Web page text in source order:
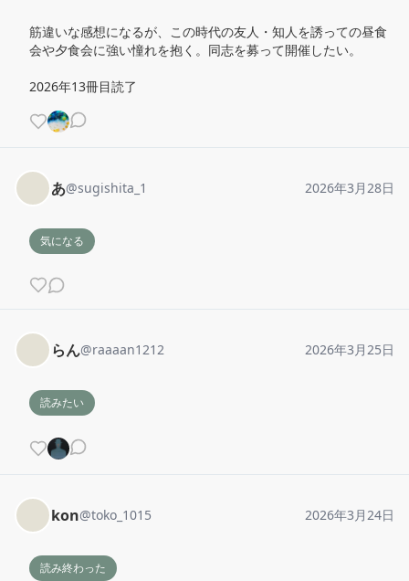
筋違いな感想になるが、この時代の友人・知人を誘っての昼食
会や夕食会に強い憧れを抱く。同志を募って開催したい。
2026年13冊目読了
あ@sugishita_1 2026年3月28日
気になる
らん@raaaan1212 2026年3月25日
読みたい
kon@toko_1015 2026年3月24日
読み終わった